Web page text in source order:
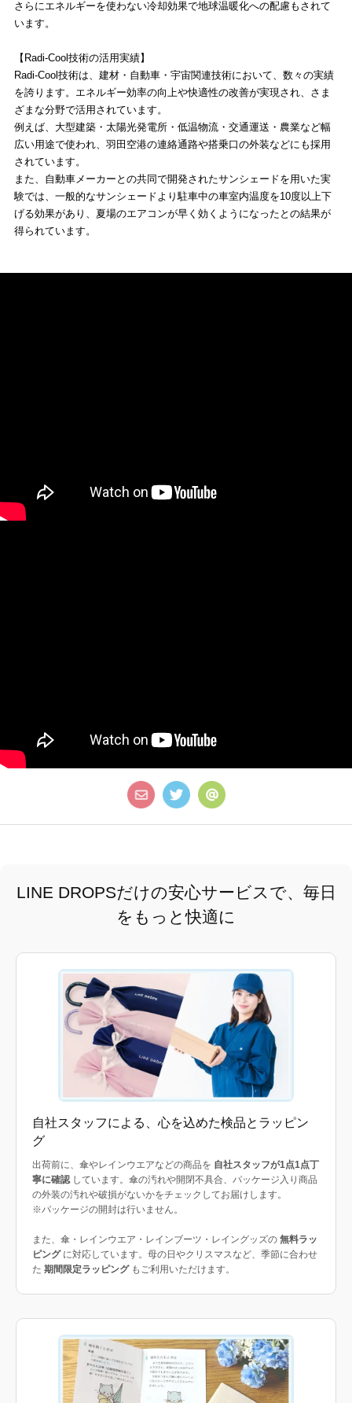
さらにエネルギーを使わない冷却効果で地球温暖化への配慮もされて
います。
【Radi-Cool技術の活用実績】
Radi-Cool技術は、建材・自動車・宇宙関連技術において、数々の実績
を誇ります。エネルギー効率の向上や快適性の改善が実現され、さま
ざまな分野で活用されています。
例えば、大型建築・太陽光発電所・低温物流・交通運送・農業など幅
広い用途で使われ、羽田空港の連絡通路や搭乗口の外装などにも採用
されています。
また、自動車メーカーとの共同で開発されたサンシェードを用いた実
験では、一般的なサンシェードより駐車中の車室内温度を10度以上下
げる効果があり、夏場のエアコンが早く効くようになったとの結果が
得られています。
LINE DROPSだけの安心サービスで、毎日
をもっと快適に
自社スタッフによる、心を込めた検品とラッピン
グ
出荷前に、傘やレインウエアなどの商品を 自社スタッフが1点1点丁
寧に確認しています。傘の汚れや開閉不具合、パッケージ入り商品
の外装の汚れや破損がないかをチェックしてお届けします。
※パッケージの開封は行いません。
また、傘・レインウエア・レインブーツ・レイングッズの 無料ラッ
ピングに対応しています。母の日やクリスマスなど、季節に合わせ
た 期間限定ラッピングもご利用いただけます。